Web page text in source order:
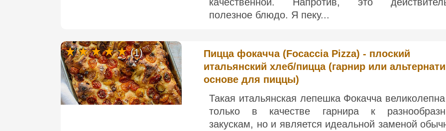
полезное блюдо. Я пеку...
Пицца фокачча (Focaccia Pizza) - плоский
итальянский хлеб/пицца (гарнир или
основе для пиццы)
Такая итальянская лепешка Фокачча
только в качестве гарнира к
закускам, но и является идеальной заменой
(1)